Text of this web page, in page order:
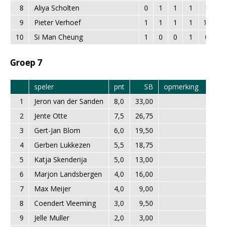
8
Aliya Scholten 0 1 1 1 1
9
Pieter Verhoef 1 1 1 1 ½
10
Si Man Cheung 1 0 0 1 0
Groep 7
speler pnt SB
opmerking
1
Jeron van der Sanden 8,0
33,00
2
Jente Otte 7,5
26,75
3
Gert-Jan Blom 6,0
19,50
4
Gerben Lukkezen 5,5
18,75
5
Katja Skenderija 5,0
13,00
6
Marjon Landsbergen 4,0
16,00
7
Max Meijer 4,0
9,00
8
Coendert Vleeming 3,0
9,50
9
Jelle Muller 2,0
3,00